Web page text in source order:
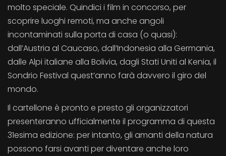
molto speciale. Quindici i film in concorso, per
scoprire luoghi remoti, ma anche angoli
incontaminati sulla porta di casa (o quasi):
dall’Austria al Caucaso, dall’Indonesia alla Germania,
dalle Alpi italiane alla Bolivia, dagli Stati Uniti al Kenia, il
Sondrio Festival quest’anno farà davvero il giro del
mondo.
Il cartellone è pronto e presto gli organizzatori
presenteranno ufficialmente il programma di questa
31esima edizione: per intanto, gli amanti della natura
possono farsi avanti per diventare anche loro